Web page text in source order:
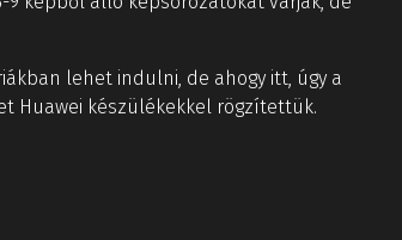
lehet indulni, de ahogy itt, úgy a
Huawei készülékekkel rögzítettük.